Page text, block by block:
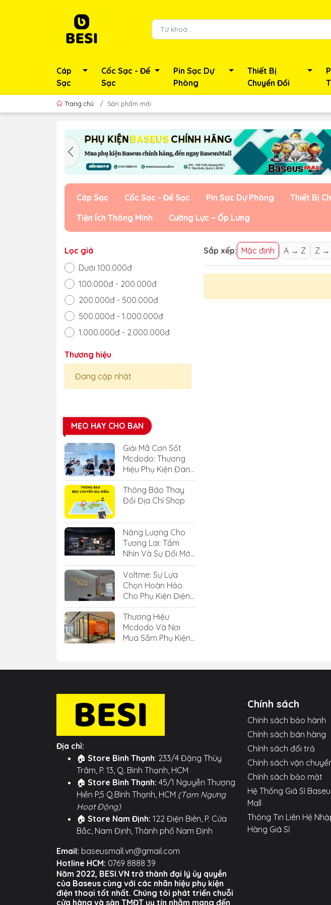
Cáp
Sạc
Cốc Sạc - Đế
Sạc
Pin Sạc Dự
Phòng
Thiết Bị
Chuyển Đổi
Trang chủ / Sản phẩm mới
Cáp Sạc Cốc Sạc - Đế Sạc Pin Sạc Dự Phòng Thiết Bị
Tiện Ích Thông Minh
Cường Lực ~ Ốp Lưng
Sắp xếp: Mặc định A → Z Z →
Lọc giá
Dưới 100.000đ
100.000đ - 200.000đ
200.000đ - 500.000đ
500.000đ - 1.000.000đ
1.000.000đ - 2.000.000đ
Thương hiệu
Đang cập nhật
MẸO HAY CHO BẠN
Giải Mã Cơn Sốt
Mcdodo: Thương
Hiệu Phụ Kiện Đang
"Làm Mưa Làm Gió"
Giới Công Nghệ
Thông Báo Thay
Đổi Địa Chỉ Shop
Năng Lượng Cho
Tương Lai: Tầm
Nhìn Và Sự Đổi Mới
Của Voltnex Tại
CES2024
Voltme: Sự Lựa
Chọn Hoàn Hảo
Cho Phụ Kiện Điện
Thoại Chất Lượng
Thương Hiệu
Mcdodo Và Nơi
Mua Sắm Phụ Kiện
Địa chỉ:
🏠 Store Bình Thạnh: 233/4 Đặng Thùy
Trâm, P. 13, Q. Bình Thạnh, HCM
🏠 Store Bình Thạnh: 45/1 Nguyễn Thượng
Hiền P,5 Q.Bình Thạnh, HCM (Tạm Ngưng
Hoạt Động)
🏠 Store Nam Định: 122 Điện Biên, P. Cửa
Bắc, Nam Định, Thành phố Nam Định
Email: baseusmall.vn@gmail.com
Hotline HCM: 0769 8888 39
Năm 2022, BESI.VN trở thành đại lý ủy quyền
của Baseus cùng với các nhãn hiệu phụ kiện
điện thoại tốt nhất. Chúng tôi phát triển chuỗi
cửa hàng và sàn TMĐT uy tín nhằm mang đến
Chính sách
Chính sách bảo hành
Chính sách bán hàng
Chính sách đổi trả
Chính sách vận
Chính sách bảo mật
Hệ Thống Giá Sỉ
Mall
Thông Tin Liên Hệ
Hàng Giá Sỉ